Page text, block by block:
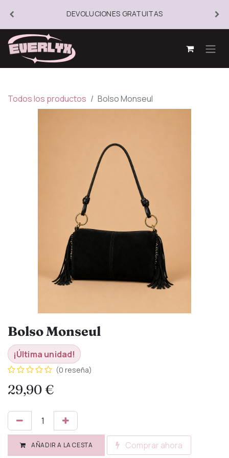
DEVOLUCIONES GRATUITAS
Todos los productos Bolso Monseul
Bolso Monseul
¡Última unidad!
(0 reseña)
29,90€
AÑADIR A LA CESTA Comprar ahora